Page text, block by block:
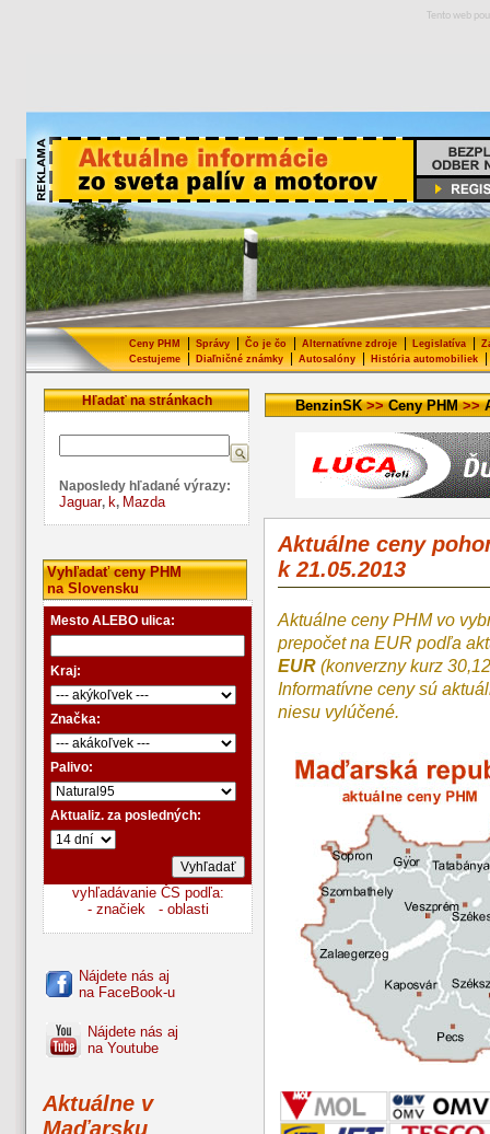
Tento web
Ceny PHM Správy Čo je čo Alternatívne zdroje Legislatíva
Cestujeme| Diaľničné známky| Autosalóny| História automobiliek|
Hľadať na stránkach
Naposledy hľadané výrazy:
Jaguar, k, Mazda
Vyhľadať ceny PHM
na Slovensku
Mesto ALEBO ulica:
Kraj:
Značka:
Palivo:
Aktualiz. za posledných:
vyhľadávanie ČS podľa:
- značiek
- oblasti
Nájdete nás aj
na FaceBook-u
Nájdete nás aj
na Youtube
Aktuálne v
Maďarsku
BenzinSK>>Ceny PHM>>
Aktuálne ceny
k 21.05.2013
Aktuálne ceny PHM vo
prepočet na EUR podľa
EUR (konverzny kurz
Informatívne ceny sú
niesu vylúčené.